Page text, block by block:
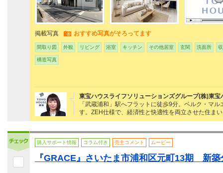
掲載写真 おすすめ写真がそろってます
間取り図 外観 リビング 浴室 キッチン その他居室 玄関 洗面所
構造写真
東宝ハウスライフソリューションズグループ(株)東宝
「武蔵浦和」駅へフラットに徒歩9分。ベルク・マ
す。ZEH仕様で、経済性と快適性を両立させた住ま
購入サポート情報 コラム付き 売主コメント ムービー
『GRACE』さいたま市浦和区元町13期 新築